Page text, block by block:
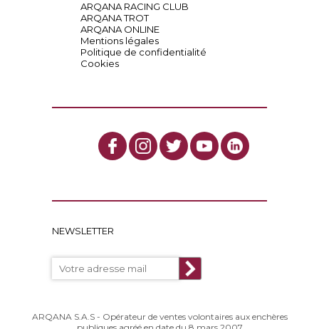
ARQANA RACING CLUB
ARQANA TROT
ARQANA ONLINE
Mentions légales
Politique de confidentialité
Cookies
NEWSLETTER
ARQANA S.A.S - Opérateur de ventes volontaires aux enchères